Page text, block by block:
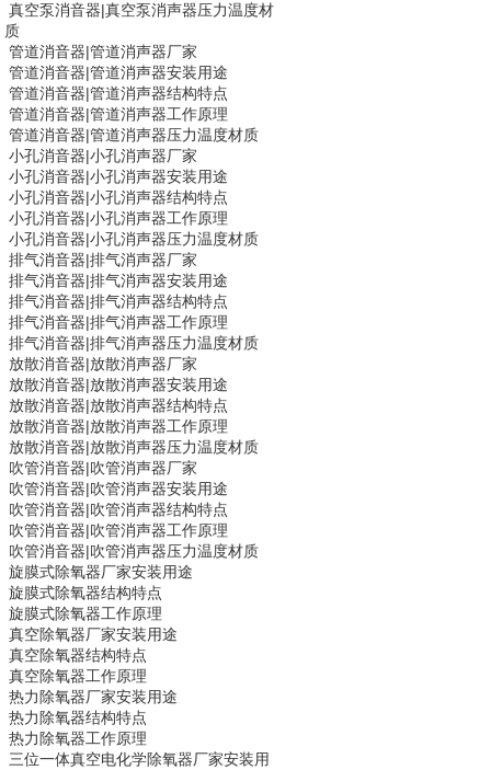
真空泵消音器|真空泵消声器压力温度材
质
管道消音器|管道消声器厂家
管道消音器|管道消声器安装用途
管道消音器|管道消声器结构特点
管道消音器|管道消声器工作原理
管道消音器|管道消声器压力温度材质
小孔消音器|小孔消声器厂家
小孔消音器|小孔消声器安装用途
小孔消音器|小孔消声器结构特点
小孔消音器|小孔消声器工作原理
小孔消音器|小孔消声器压力温度材质
排气消音器|排气消声器厂家
排气消音器|排气消声器安装用途
排气消音器|排气消声器结构特点
排气消音器|排气消声器工作原理
排气消音器|排气消声器压力温度材质
放散消音器|放散消声器厂家
放散消音器|放散消声器安装用途
放散消音器|放散消声器结构特点
放散消音器|放散消声器工作原理
放散消音器|放散消声器压力温度材质
吹管消音器|吹管消声器厂家
吹管消音器|吹管消声器安装用途
吹管消音器|吹管消声器结构特点
吹管消音器|吹管消声器工作原理
吹管消音器|吹管消声器压力温度材质
旋膜式除氧器厂家安装用途
旋膜式除氧器结构特点
旋膜式除氧器工作原理
真空除氧器厂家安装用途
真空除氧器结构特点
真空除氧器工作原理
热力除氧器厂家安装用途
热力除氧器结构特点
热力除氧器工作原理
三位一体真空电化学除氧器厂家安装用